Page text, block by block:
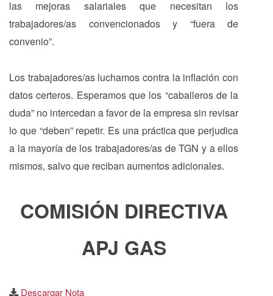
las mejoras salariales que necesitan los
trabajadores/as convencionados y “fuera de
convenio”.
Los trabajadores/as luchamos contra la inflación con
datos certeros. Esperamos que los “caballeros de la
duda” no intercedan a favor de la empresa sin revisar
lo que “deben” repetir. Es una práctica que perjudica
a la mayoría de los trabajadores/as de TGN y a ellos
mismos, salvo que reciban aumentos adicionales.
COMISIÓN DIRECTIVA
APJ GAS
Descargar Nota